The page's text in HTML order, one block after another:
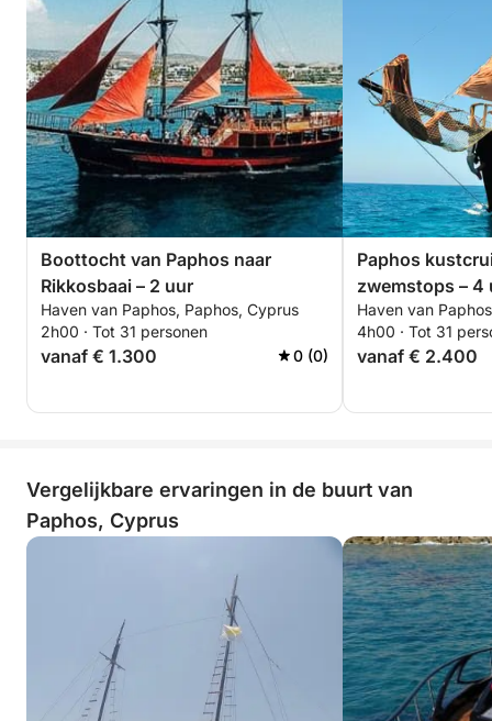
Boottocht van Paphos naar
Rikkosbaai – 2 uur
Haven van Paphos, Paphos, Cyprus
2h00 · Tot 31 personen
vanaf € 1.300 0 (0)
Paphos
zwemstops – 4
Haven van
4h00 · Tot 31
vanaf € 2.400
Vergelijkbare ervaringen in de buurt van
Paphos, Cyprus